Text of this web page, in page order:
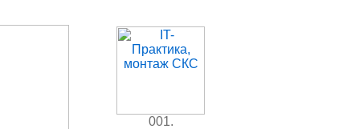
001.